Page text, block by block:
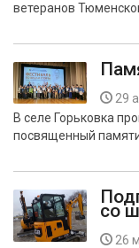
ветеранов
29
В селе Горьковка
посвященный
со
26